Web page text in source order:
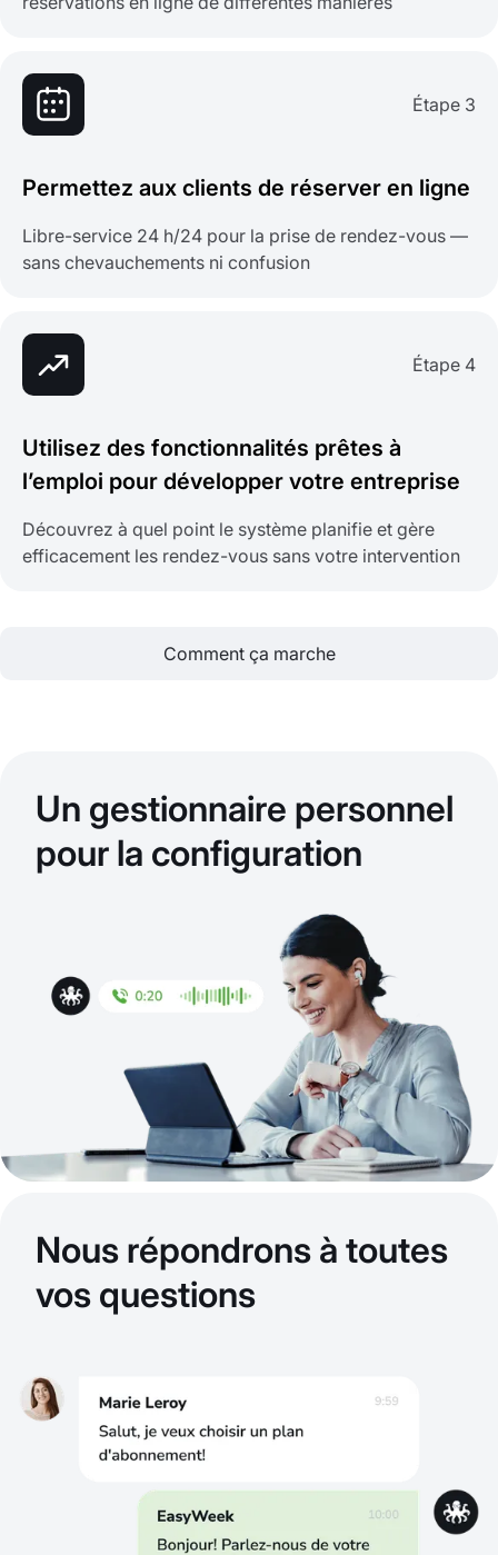
Étape 3
Permettez aux clients de réserver en ligne
Libre-service 24 h/24 pour la prise de rendez-vous —
sans chevauchements ni confusion
Étape 4
Utilisez des fonctionnalités prêtes à
l’emploi pour développer votre entreprise
Découvrez à quel point le système planifie et gère
efficacement les rendez-vous sans votre intervention
Comment ça marche
Un gestionnaire personnel
pour la configuration
Nous répondrons à toutes
vos questions